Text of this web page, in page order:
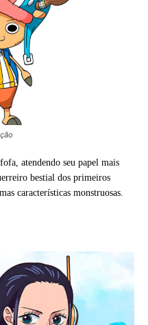
atendendo seu papel mais
bestial dos primeiros
características monstruosas.